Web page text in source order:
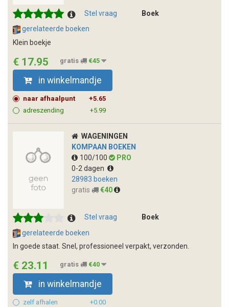
Stel vraag
Boek
gerelateerde boeken
Klein boekje
€ 17.95 gratis €45
in winkelmandje
naar afhaalpunt
+5.65
adreszending
+5.99
WAGENINGEN
KOMPAAN BOEKEN
100/100
PRO
0-2 dagen
28983 boeken
gratis
€40
Stel vraag
Boek
gerelateerde boeken
In goede staat. Snel, professioneel verpakt, verzonden.
€ 23.11 gratis €40
in winkelmandje
zelf afhalen +0.00